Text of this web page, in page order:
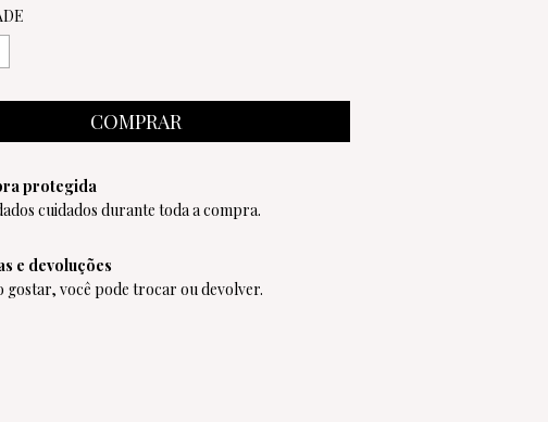
protegida
cuidados durante toda a compra.
e devoluções
gostar, você pode trocar ou devolver.